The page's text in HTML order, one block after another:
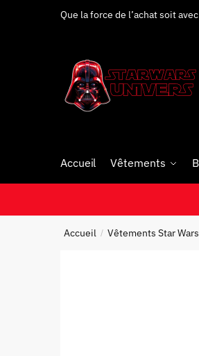
Que la force de l’achat soit
Accueil Vêtements
Accueil / Vêtements Star Wars